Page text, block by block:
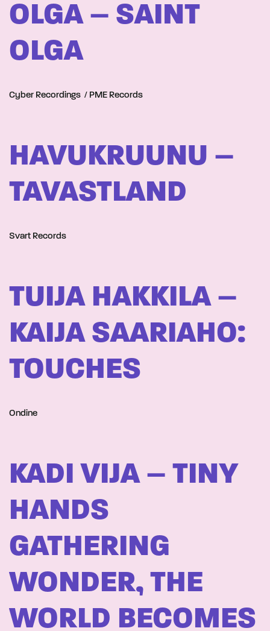
OLGA – SAINT
OLGA
Cyber Recordings / PME Records
HAVUKRUUNU –
TAVASTLAND
Svart Records
TUIJA HAKKILA –
KAIJA SAARIAHO:
TOUCHES
Ondine
KADI VIJA – TINY
HANDS
GATHERING
WONDER, THE
WORLD BECOMES